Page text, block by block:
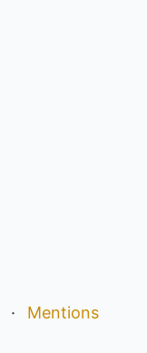
·
Mentions